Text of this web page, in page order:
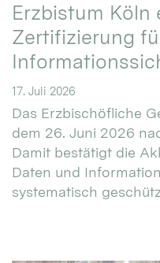
Erzbistum Köln
Zertifizierung
17. Juli 2026
Das Erzbischöfliche
dem 26. Juni 2026
Damit bestätigt die
Daten und
systematisch